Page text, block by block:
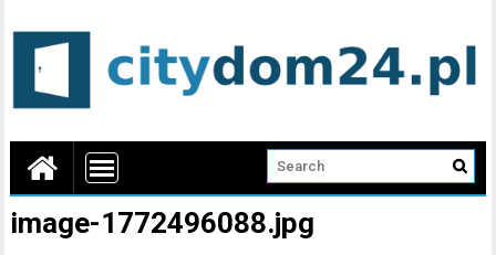
image-1772496088.jpg